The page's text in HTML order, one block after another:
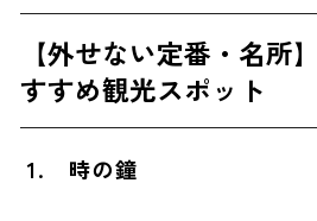
8. 中院
9. 川越熊野神社
10. 蓮馨寺
11. 埼玉りそな銀行旧川越
12. 山崎美術館
【外せない定番・名所
すすめ観光スポット
1. 時の鐘